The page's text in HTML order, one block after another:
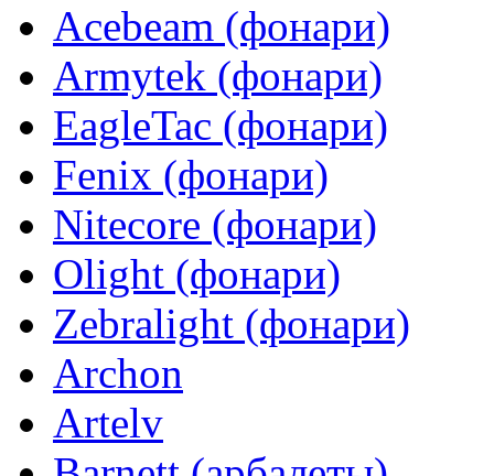
Acebeam (фонари)
Armytek (фонари)
EagleTac (фонари)
Fenix (фонари)
Nitecore (фонари)
Olight (фонари)
Zebralight (фонари)
Archon
Artelv